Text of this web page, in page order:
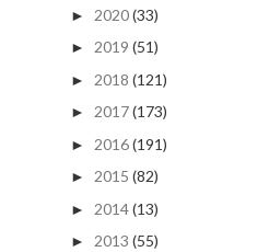
► 2020(33)
► 2019 (51)
► 2018 (121)
► 2017(173)
► 2016(191)
► 2015 (82)
► 2014(13)
► 2013 (55)